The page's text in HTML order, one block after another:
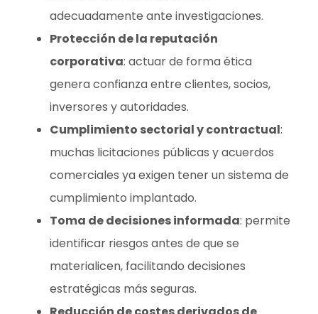
adecuadamente ante investigaciones.
Protección de la reputación
corporativa: actuar de forma ética
genera confianza entre clientes, socios,
inversores y autoridades.
Cumplimiento sectorial y contractual:
muchas licitaciones públicas y acuerdos
comerciales ya exigen tener un sistema de
cumplimiento implantado.
Toma de decisiones informada: permite
identificar riesgos antes de que se
materialicen, facilitando decisiones
estratégicas más seguras.